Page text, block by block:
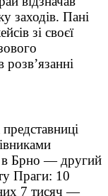
заходів. Пані
зі своєї
в Брно — другий
Праги: 10
них 7 тисяч —